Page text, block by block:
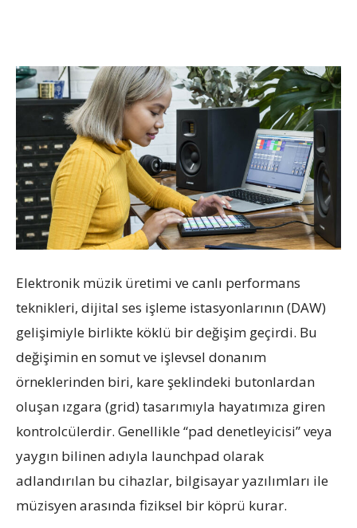
Elektronik müzik üretimi ve canlı performans
teknikleri, dijital ses işleme istasyonlarının (DAW)
gelişimiyle birlikte köklü bir değişim geçirdi. Bu
değişimin en somut ve işlevsel donanım
örneklerinden biri, kare şeklindeki butonlardan
oluşan ızgara (grid) tasarımıyla hayatımıza giren
kontrolcülerdir. Genellikle “pad denetleyicisi” veya
yaygın bilinen adıyla launchpad olarak
adlandırılan bu cihazlar, bilgisayar yazılımları ile
müzisyen arasında fiziksel bir köprü kurar.